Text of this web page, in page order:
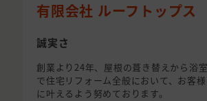
有限会社 ルーフトップス
誠実さ
創業より24年、屋根の葺き替えから浴
で住宅リフォーム全般において、お客
に叶えるよう努めております。